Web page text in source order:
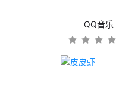
QQ音乐